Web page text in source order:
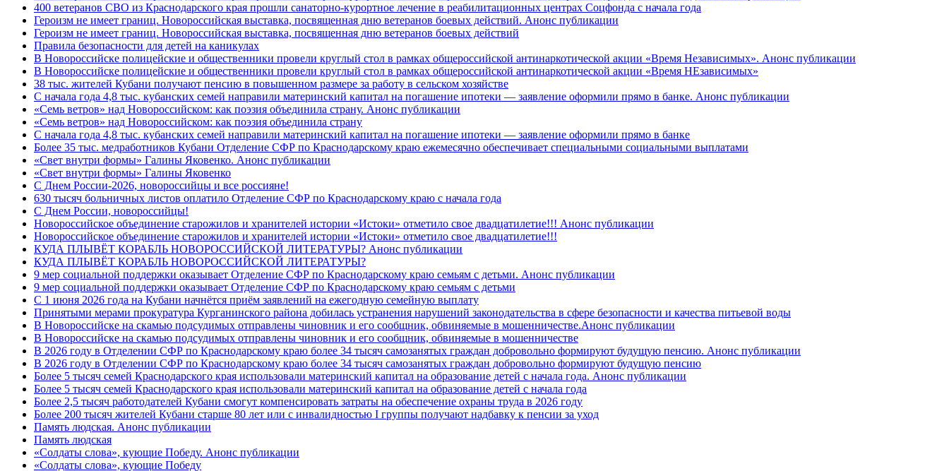
400 ветеранов СВО из Краснодарского края прошли санаторно-курортное лечение в реабилитационных центрах Соцфонда с начала года
Героизм не имеет границ. Новороссийская выставка, посвященная дню ветеранов боевых действий. Анонс публикации
Героизм не имеет границ. Новороссийская выставка, посвященная дню ветеранов боевых действий
Правила безопасности для детей на каникулах
В Новороссийске полицейские и общественники провели круглый стол в рамках общероссийской антинаркотической акции «Время Независимых». Анонс публикации
В Новороссийске полицейские и общественники провели круглый стол в рамках общероссийской антинаркотической акции «Время НЕзависимых»
38 тыс. жителей Кубани получают пенсию в повышенном размере за работу в сельском хозяйстве
С начала года 4,8 тыс. кубанских семей направили материнский капитал на погашение ипотеки — заявление оформили прямо в банке. Анонс публикации
«Семь ветров» над Новороссийском: как поэзия объединила страну. Анонс публикации
«Семь ветров» над Новороссийском: как поэзия объединила страну
С начала года 4,8 тыс. кубанских семей направили материнский капитал на погашение ипотеки — заявление оформили прямо в банке
Более 35 тыс. медработников Кубани Отделение СФР по Краснодарскому краю ежемесячно обеспечивает специальными социальными выплатами
«Свет внутри формы» Галины Яковенко. Анонс публикации
«Свет внутри формы» Галины Яковенко
C Днем России-2026, новороссийцы и все россияне!
630 тысяч больничных листов оплатило Отделение СФР по Краснодарскому краю с начала года
C Днем России, новороссийцы!
Новороссийское объединение старожилов и хранителей истории «Истоки» отметило свое двадцатилетие!!! Анонс публикации
Новороссийское объединение старожилов и хранителей истории «Истоки» отметило свое двадцатилетие!!!
КУДА ПЛЫВЁТ КОРАБЛЬ НОВОРОССИЙСКОЙ ЛИТЕРАТУРЫ? Анонс публикации
КУДА ПЛЫВЁТ КОРАБЛЬ НОВОРОССИЙСКОЙ ЛИТЕРАТУРЫ?
9 мер социальной поддержки оказывает Отделение СФР по Краснодарскому краю семьям с детьми. Анонс публикации
9 мер социальной поддержки оказывает Отделение СФР по Краснодарскому краю семьям с детьми
С 1 июня 2026 года на Кубани начнётся приём заявлений на ежегодную семейную выплату
Принятыми мерами прокуратура Курганинского района добилась устранения нарушений законодательства в сфере безопасности и качества питьевой воды
В Новороссийске на скамью подсудимых отправлены чиновник и его сообщник, обвиняемые в мошенничестве.Анонс публикации
В Новороссийске на скамью подсудимых отправлены чиновник и его сообщник, обвиняемые в мошенничестве
В 2026 году в Отделении СФР по Краснодарскому краю более 34 тысяч самозанятых граждан добровольно формируют будущую пенсию. Анонс публикации
В 2026 году в Отделении СФР по Краснодарскому краю более 34 тысяч самозанятых граждан добровольно формируют будущую пенсию
Более 5 тысяч семей Краснодарского края использовали материнский капитал на образование детей с начала года. Анонс публикации
Более 5 тысяч семей Краснодарского края использовали материнский капитал на образование детей с начала года
Более 2,5 тысяч работодателей Кубани смогут компенсировать затраты на обеспечение охраны труда в 2026 году
Более 200 тысяч жителей Кубани старше 80 лет или с инвалидностью I группы получают надбавку к пенсии за уход
Память людская. Анонс публикации
Память людская
«Солдаты слова», кующие Победу. Анонс публикации
«Солдаты слова», кующие Победу